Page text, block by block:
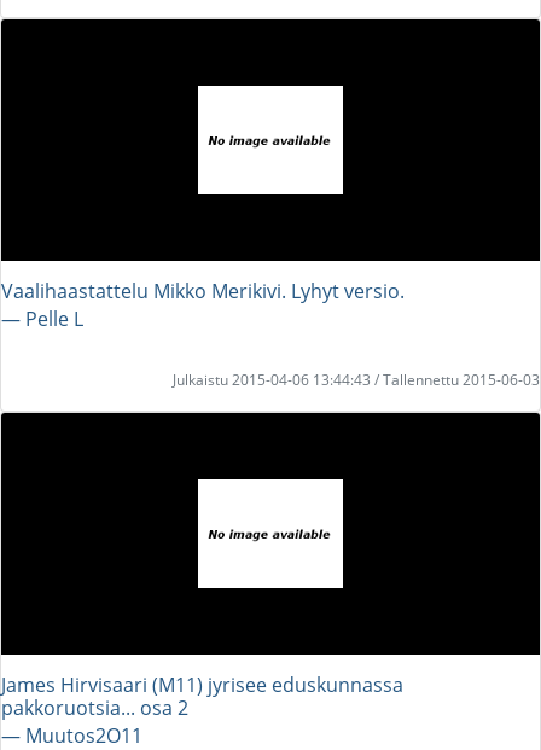
Vaalihaastattelu Mikko Merikivi. Lyhyt versio.
― Pelle L
Julkaistu 2015-04-06 13:44:43 / Tallennettu 2015-06-03
James Hirvisaari (M11) jyrisee eduskunnassa
pakkoruotsia... osa 2
― Muutos2O11